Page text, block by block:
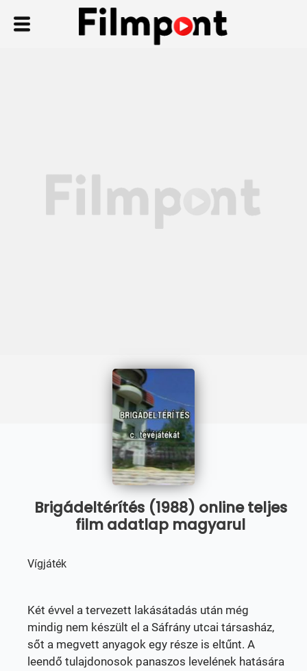
Brigádeltérítés (1988) online teljes
film adatlap magyarul
Vígjáték
Két évvel a tervezett lakásátadás után még
mindig nem készült el a Sáfrány utcai társasház,
sőt a megvett anyagok egy része is eltűnt. A
leendő tulajdonosok panaszos levelének hatására